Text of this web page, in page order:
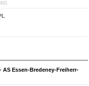
AS Essen-Bredeney-Freiherr-